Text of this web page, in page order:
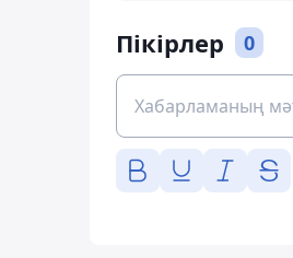
Пікірлер 0